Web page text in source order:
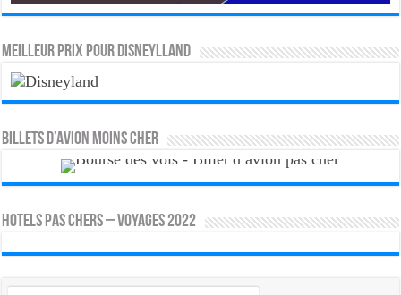
MEILLEUR PRIX POUR DISNEYLLAND
Billets d’avion moins cher
HOTELS PAS CHERS – VOYAGES 2022